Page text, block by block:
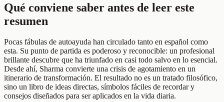
Qué conviene saber antes de leer este
resumen
Pocas fábulas de autoayuda han circulado tanto en español como
esta. Su punto de partida es poderoso y reconocible: un profesional
brillante descubre que ha triunfado en casi todo salvo en lo esencial.
Desde ahí, Sharma convierte una crisis de agotamiento en un
itinerario de transformación. El resultado no es un tratado filosófico,
sino un libro de ideas directas, símbolos fáciles de recordar y
consejos diseñados para ser aplicados en la vida diaria.